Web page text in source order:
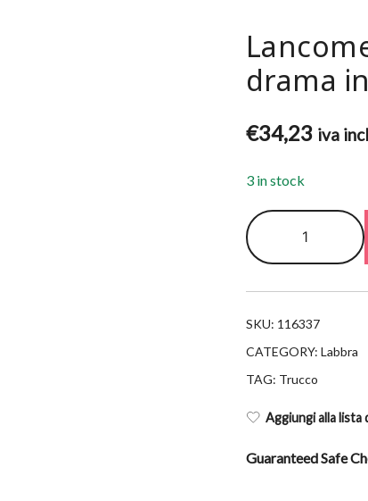
drama
€34,23 iva
3 in stock
Lancome
l'absolu
rouge
drama
quantity
SKU: 116337
CATEGORY: Labbra
TAG: Trucco
Aggiungi alla lista
Guaranteed Safe